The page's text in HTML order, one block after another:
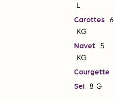
L
Carottes 6
KG
Navet
5
KG
Courgette
Sel
8 G